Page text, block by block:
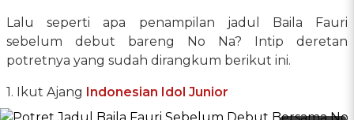
Lalu seperti apa penampilan jadul Baila Fauri
sebelum debut bareng No Na? Intip deretan
potretnya yang sudah dirangkum berikut ini.
1. Ikut Ajang Indonesian Idol Junior